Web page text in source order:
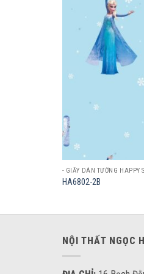
- GIẤY DÁN TƯỜNG HAPPY
HA6802-2B
NỘI THẤT NGỌC